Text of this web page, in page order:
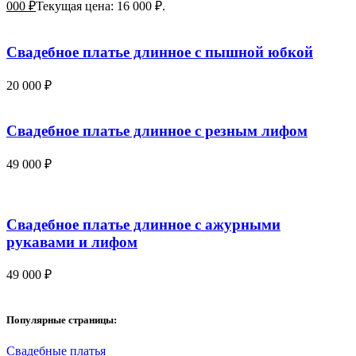
000 ₽Текущая цена: 16 000 ₽.
Свадебное платье длинное с пышной юбкой
20 000 ₽
Свадебное платье длинное с резным лифом
49 000 ₽
Свадебное платье длинное с ажурными
рукавами и лифом
49 000 ₽
Популярные страницы:
Свадебные платья